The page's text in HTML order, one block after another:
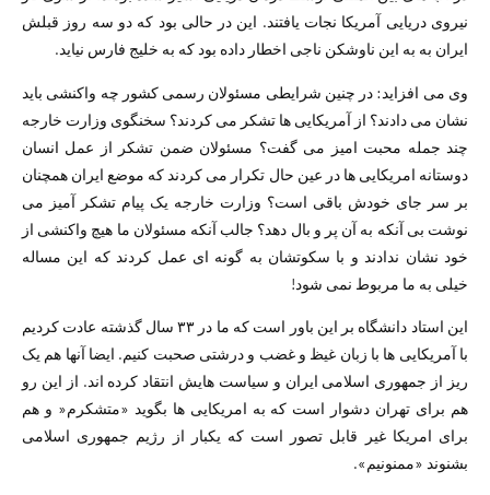
نیروی دریایی آمریکا نجات یافتند. این در حالی بود که دو سه روز قبلش
ایران به به این ناوشکن ناجی اخطار داده بود که به خلیج فارس نیاید.
وی می افزاید: در چنین شرایطی مسئولان رسمی کشور چه واکنشی باید
نشان می دادند؟ از آمریکایی ها تشکر می کردند؟ سخنگوی وزارت خارجه
چند جمله محبت امیز می گفت؟ مسئولان ضمن تشکر از عمل انسان
دوستانه امریکایی ها در عین حال تکرار می کردند که موضع ایران همچنان
بر سر جای خودش باقی است؟ وزارت خارجه یک پیام تشکر آمیز می
نوشت بی آنکه به آن پر و بال دهد؟ جالب آنکه مسئولان ما هیچ واکنشی از
خود نشان ندادند و با سکوتشان به گونه ای عمل کردند که این مساله
خیلی به ما مربوط نمی شود!
این استاد دانشگاه بر این باور است که ما در ۳۳ سال گذشته عادت کردیم
با آمریکایی ها با زبان غیظ و غضب و درشتی صحبت کنیم. ایضا آنها هم یک
ریز از جمهوری اسلامی ایران و سیاست هایش انتقاد کرده اند. از این رو
هم برای تهران دشوار است که به امریکایی ها بگوید «متشکرم« و هم
برای امریکا غیر قابل تصور است که یکبار از رژیم جمهوری اسلامی
بشنوند «ممنونیم».